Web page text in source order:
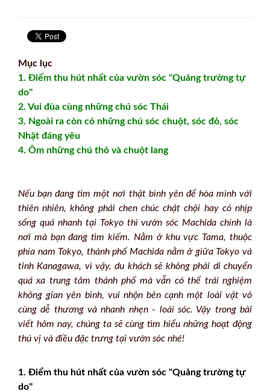
Mục lục
1. Điểm thu hút nhất của vườn sóc "Quảng trường tự
do"
2. Vui đùa cùng những chú sóc Thái
3. Ngoài ra còn có những chú sóc chuột, sóc đỏ, sóc
Nhật đáng yêu
4. Ôm những chú thỏ và chuột lang
Nếu bạn đang tìm một nơi thật bình yên để hòa mình với
thiên nhiên, không phải chen chúc chật chội hay có nhịp
sống quá nhanh tại Tokyo thì vườn sóc Machida chính là
nơi mà bạn đang tìm kiếm. Nằm ở khu vực Tama, thuộc
phía nam Tokyo, thành phố Machida nằm ở giữa Tokyo và
tỉnh Kanagawa, vì vậy, du khách sẽ không phải di chuyển
quá xa trung tâm thành phố mà vẫn có thể trải nghiệm
không gian yên bình, vui nhộn bên cạnh một loài vật vô
cùng dễ thương và nhanh nhẹn - loài sóc. Vậy trong bài
viết hôm nay, chúng ta sẽ cùng tìm hiểu những hoạt động
thú vị và điều đặc trưng tại vườn sóc nhé!
1. Điểm thu hút nhất của vườn sóc "Quảng trường tự
do"